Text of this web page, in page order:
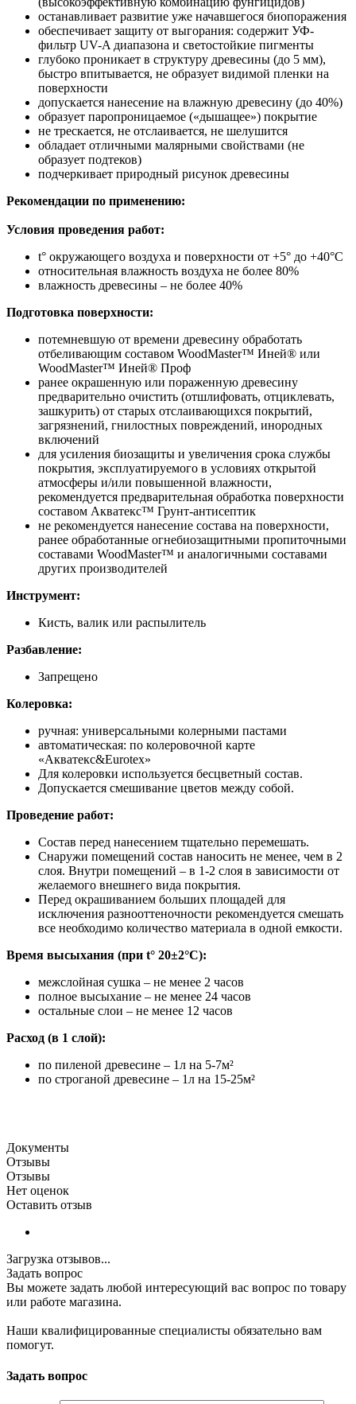
останавливает развитие уже начавшегося биопоражения
обеспечивает защиту от выгорания: содержит УФ-
фильтр UV-A диапазона и светостойкие пигменты
глубоко проникает в структуру древесины (до 5 мм),
быстро впитывается, не образует видимой пленки на
поверхности
допускается нанесение на влажную древесину (до 40%)
образует паропроницаемое («дышащее») покрытие
не трескается, не отслаивается, не шелушится
обладает отличными малярными свойствами (не
образует подтеков)
подчеркивает природный рисунок древесины
Рекомендации по применению:
Условия проведения работ:
t° окружающего воздуха и поверхности от +5° до +40°С
относительная влажность воздуха не более 80%
влажность древесины – не более 40%
Подготовка поверхности:
потемневшую от времени древесину обработать
отбеливающим составом WoodMaster™ Иней® или
WoodMaster™ Иней® Проф
ранее окрашенную или пораженную древесину
предварительно очистить (отшлифовать, отциклевать,
зашкурить) от старых отслаивающихся покрытий,
загрязнений, гнилостных повреждений, инородных
включений
для усиления биозащиты и увеличения срока службы
покрытия, эксплуатируемого в условиях открытой
атмосферы и/или повышенной влажности,
рекомендуется предварительная обработка поверхности
составом Акватекс™ Грунт-антисептик
не рекомендуется нанесение состава на поверхности,
ранее обработанные огнебиозащитными пропиточными
составами WoodMaster™ и аналогичными составами
других производителей
Инструмент:
Кисть, валик или распылитель
Разбавление:
Запрещено
Колеровка:
ручная: универсальными колерными пастами
автоматическая: по колеровочной карте
«Акватекс&Eurotex»
Для колеровки используется бесцветный состав.
Допускается смешивание цветов между собой.
Проведение работ:
Состав перед нанесением тщательно перемешать.
Снаружи помещений состав наносить не менее, чем в 2
слоя. Внутри помещений – в 1-2 слоя в зависимости от
желаемого внешнего вида покрытия.
Перед окрашиванием больших площадей для
исключения разнооттеночности рекомендуется смешать
все необходимо количество материала в одной емкости.
Время высыхания (при t° 20±2°С):
межслойная сушка – не менее 2 часов
полное высыхание – не менее 24 часов
остальные слои – не менее 12 часов
Расход (в 1 слой):
по пиленой древесине – 1л на 5-7м²
по строганой древесине – 1л на 15-25м²
Документы
Отзывы
Отзывы
Нет оценок
Оставить отзыв
Загрузка отзывов...
Задать вопрос
Вы можете задать любой интересующий вас вопрос по товару
или работе магазина.
Наши квалифицированные специалисты обязательно вам
помогут.
Задать вопрос